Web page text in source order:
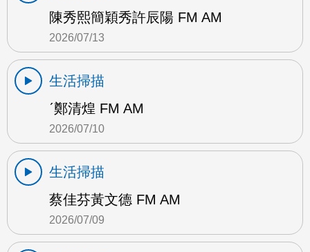
陳秀熙簡穎秀許辰陽 FM AM
2026/07/13
生活掃描
ˊ鄭清煌 FM AM
2026/07/10
生活掃描
蔡佳芬黃文德 FM AM
2026/07/09